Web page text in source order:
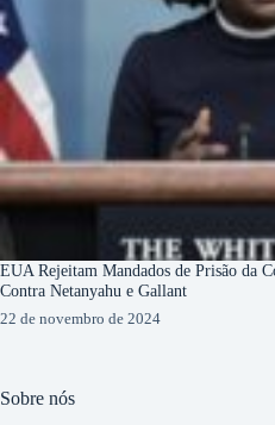
EUA Rejeitam Mandados de Prisão da
Contra Netanyahu e Gallant
22 de novembro de 2024
Sobre nós